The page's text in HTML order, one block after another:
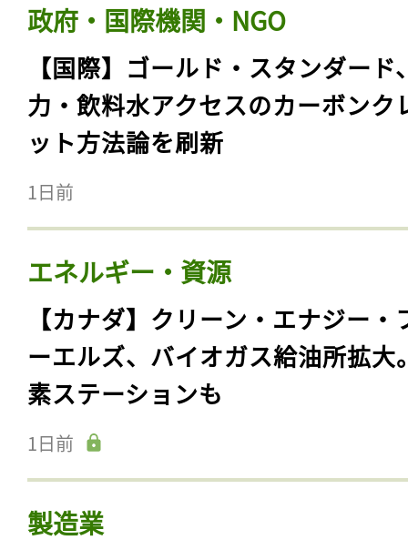
政府・国際機関・NGO
【国際】ゴールド・スタンダード
力・飲料水アクセスのカーボンク
ット方法論を刷新
1日前
エネルギー・資源
【カナダ】クリーン・エナジー・
ーエルズ、バイオガス給油所拡大
素ステーションも
1日前
製造業